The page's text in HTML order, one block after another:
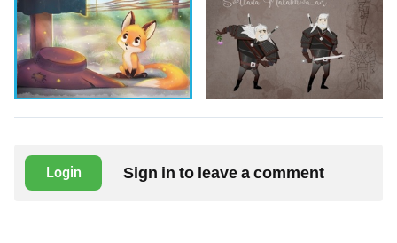
Login Sign in to leave a comment